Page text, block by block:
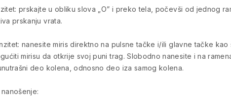
prskajte u obliku slova „O” i preko tela, počevši od jednog
prskanju vrata.
nanesite miris direktno na pulsne tačke i/ili glavne tačke
mirisu da otkrije svoj puni trag. Slobodno nanesite i na
deo kolena, odnosno deo iza samog kolena.